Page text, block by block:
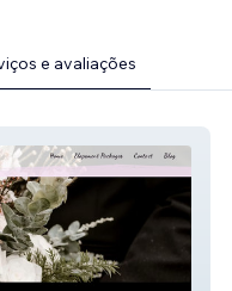
e avaliações